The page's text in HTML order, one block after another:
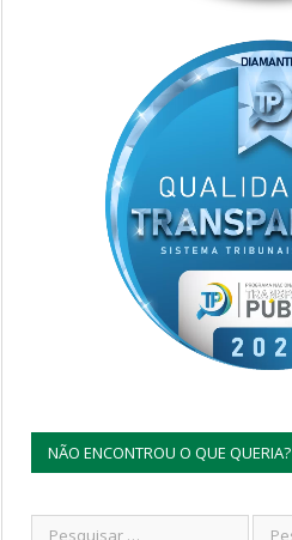
NÃO ENCONTROU O QUE QUERIA?